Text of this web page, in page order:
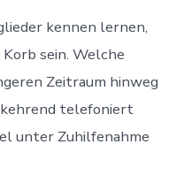
kennen lernen,
sein. Welche
Zeitraum hinweg
telefoniert
unter Zuhilfenahme